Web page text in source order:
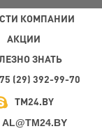
КОМПАНИИ
АКЦИИ
ЗНАТЬ
(29) 392-99-70
TM24.BY
AL@TM24.BY